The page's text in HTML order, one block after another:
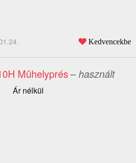
Kedvencekbe
Mûhelyprés– használt
Ár nélkül